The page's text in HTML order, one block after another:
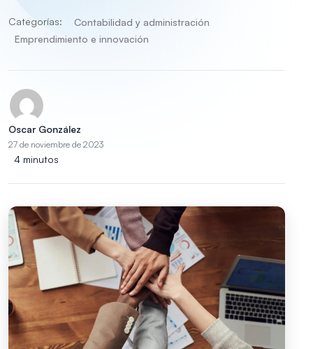
Categorías:
Contabilidad y administración
Emprendimiento e innovación
Oscar González
27 de noviembre de 2023
4 minutos